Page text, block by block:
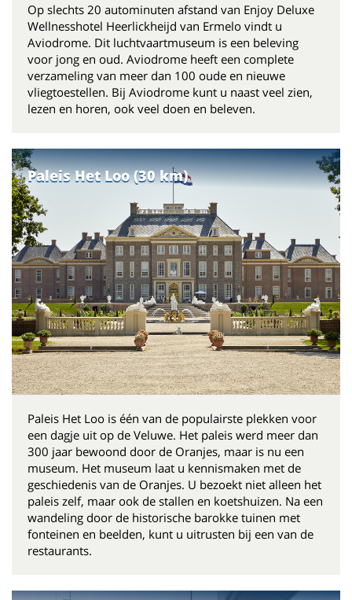
Op slechts 20 autominuten afstand van Enjoy Deluxe
Wellnesshotel Heerlickheijd van Ermelo vindt u
Aviodrome. Dit luchtvaartmuseum is een beleving
voor jong en oud. Aviodrome heeft een complete
verzameling van meer dan 100 oude en nieuwe
vliegtoestellen. Bij Aviodrome kunt u naast veel zien,
lezen en horen, ook veel doen en beleven.
Paleis Het Loo (30 km)
Paleis Het Loo is één van de populairste plekken voor
een dagje uit op de Veluwe. Het paleis werd meer dan
300 jaar bewoond door de Oranjes, maar is nu een
museum. Het museum laat u kennismaken met de
geschiedenis van de Oranjes. U bezoekt niet alleen het
paleis zelf, maar ook de stallen en koetshuizen. Na een
wandeling door de historische barokke tuinen met
fonteinen en beelden, kunt u uitrusten bij een van de
restaurants.